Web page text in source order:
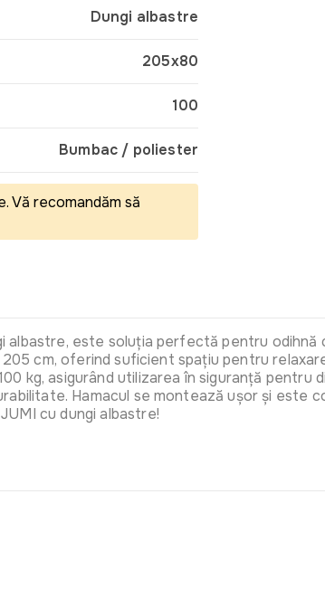
Dungi albastre
205x80
100
Bumbac / poliester
Vă recomandăm să
albastre, este soluția perfectă pentru
cm, oferind suficient spațiu pentru
kg, asigurând utilizarea în siguranță
Hamacul se montează ușor și este
cu dungi albastre!